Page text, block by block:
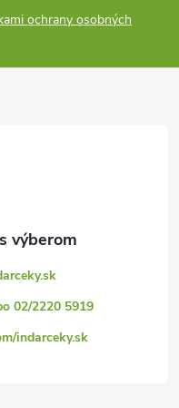
ochrany osobných
02/2220 5919
indarceky.sk